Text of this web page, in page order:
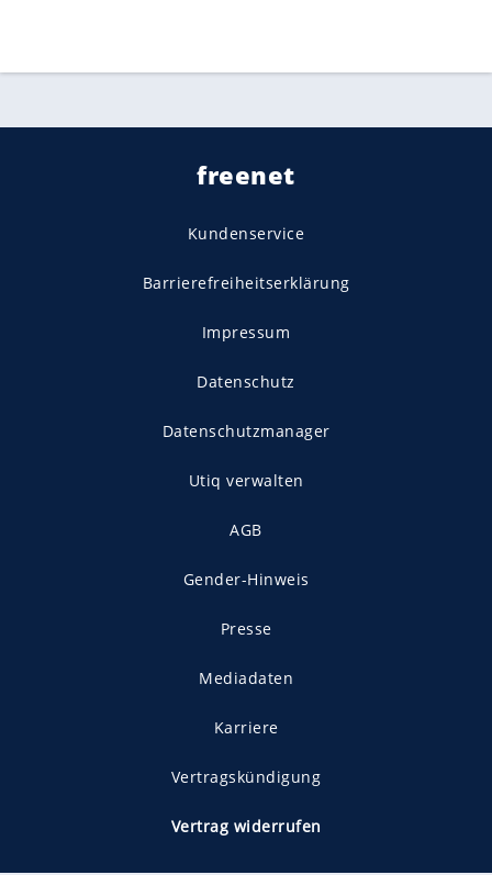
freenet
Kundenservice
Barrierefreiheitserklärung
Impressum
Datenschutz
Datenschutzmanager
Utiq verwalten
AGB
Gender-Hinweis
Presse
Mediadaten
Karriere
Vertragskündigung
Vertrag widerrufen